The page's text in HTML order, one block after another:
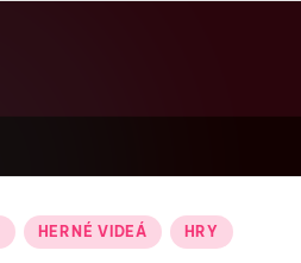
HERNÉ VIDEÁ HRY